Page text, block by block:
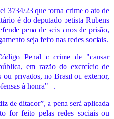
3734/23 que torna crime o ato de
é do deputado petista Rubens
pena de seis anos de prisão,
seja feito nas redes sociais.
Penal o crime de "causar
em razão do exercício de
ou privados, no Brasil ou exterior,
à honra". .
de ditador”, a pena será aplicada
for feito pelas redes sociais ou